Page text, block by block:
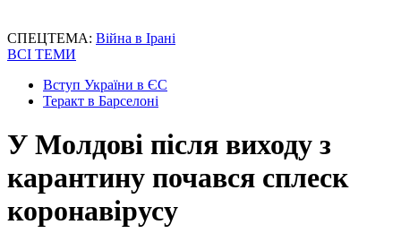
СПЕЦТЕМА: Війна в Ірані
ВСІ ТЕМИ
Вступ України в ЄС
Теракт в Барселоні
У Молдові після виходу з
карантину почався сплеск
коронавірусу